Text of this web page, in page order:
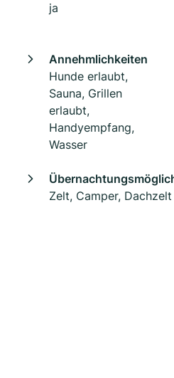
ja
Annehmlichkeiten
Hunde erlaubt,
Sauna, Grillen
erlaubt,
Handyempfang,
Wasser
Zelt, Camper, Dachzelt